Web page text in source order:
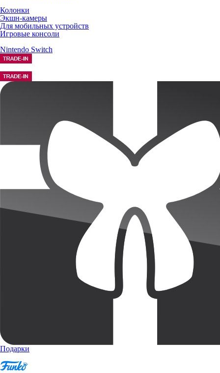
Колонки
Экшн-камеры
Для мобильных устройств
Игровые консоли
Nintendo Switch
Подарки